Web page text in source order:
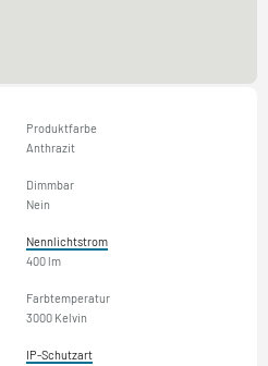
Produktfarbe
Anthrazit
Dimmbar
Nein
Nennlichtstrom
400 lm
Farbtemperatur
3000 Kelvin
IP-Schutzart